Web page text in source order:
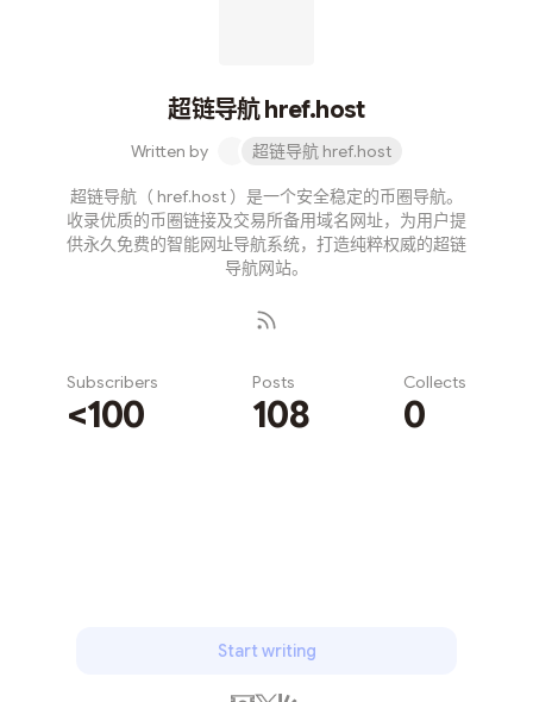
超链导航 href.host
Written by 超链导航 href.host
超链导航（ href.host ）是一个安全稳定的币圈导航。
收录优质的币圈链接及交易所备用域名网址，为用户提
供永久免费的智能网址导航系统，打造纯粹权威的超链
导航网站。
Subscribers
<100
Posts
108
Collects
0
Start writing